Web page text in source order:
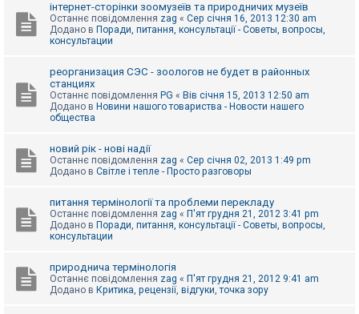
інтернет-сторінки зоомузеїв та природничих музеїв
Останнє повідомлення zag « Сер січня 16, 2013 12:30 am
Додано в Поради, питання, консультації - Советы, вопросы,
консультации
реорганизация СЭС - зоологов не будет в районных
станциях
Останнє повідомлення PG « Вів січня 15, 2013 12:50 am
Додано в Новини нашого товариства - Новости нашего
общества
новий рік - нові надії
Останнє повідомлення zag « Сер січня 02, 2013 1:49 pm
Додано в Світле і тепле - Просто разговоры
питання термінології та проблеми перекладу
Останнє повідомлення zag « П'ят грудня 21, 2012 3:41 pm
Додано в Поради, питання, консультації - Советы, вопросы,
консультации
природнича термінологія
Останнє повідомлення zag « П'ят грудня 21, 2012 9:41 am
Додано в Критика, рецензії, відгуки, точка зору